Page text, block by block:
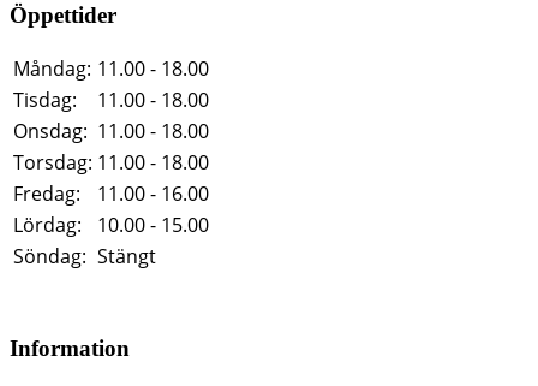
Öppettider
Måndag: 11.00 - 18.00
Tisdag:
11.00 - 18.00
Onsdag: 11.00 - 18.00
Torsdag: 11.00 - 18.00
Fredag:
11.00 - 16.00
Lördag:
10.00 - 15.00
Söndag: Stängt
Information